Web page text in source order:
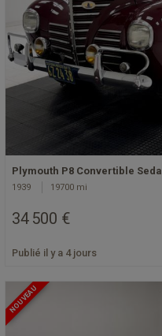
Plymouth P8 Convertible
1939 19700 mi
34 500 €
Publié il y a 4 jours
NOUVEAU